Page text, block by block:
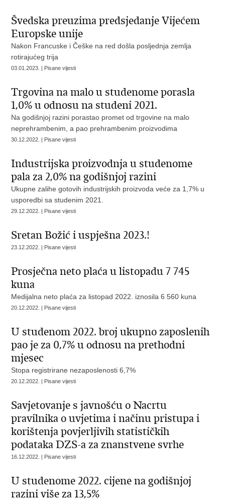
Švedska preuzima predsjedanje Vijećem
Europske unije
Nakon Francuske i Češke na red došla posljednja zemlja
rotirajućeg trija
03.01.2023. | Pisane vijesti
Trgovina na malo u studenome porasla
1,0% u odnosu na studeni 2021.
Na godišnjoj razini porastao promet od trgovine na malo
neprehrambenim, a pao prehrambenim proizvodima
30.12.2022. | Pisane vijesti
Industrijska proizvodnja u studenome
pala za 2,0% na godišnjoj razini
Ukupne zalihe gotovih industrijskih proizvoda veće za 1,7% u
usporedbi sa studenim 2021.
29.12.2022. | Pisane vijesti
Sretan Božić i uspješna 2023.!
23.12.2022. | Pisane vijesti
Prosječna neto plaća u listopadu 7 745
kuna
Medijalna neto plaća za listopad 2022. iznosila 6 560 kuna
20.12.2022. | Pisane vijesti
U studenom 2022. broj ukupno zaposlenih
pao je za 0,7% u odnosu na prethodni
mjesec
Stopa registrirane nezaposlenosti 6,7%
20.12.2022. | Pisane vijesti
Savjetovanje s javnošću o Nacrtu
pravilnika o uvjetima i načinu pristupa i
korištenja povjerljivih statističkih
podataka DZS-a za znanstvene svrhe
16.12.2022. | Pisane vijesti
U studenome 2022. cijene na godišnjoj
razini više za 13,5%